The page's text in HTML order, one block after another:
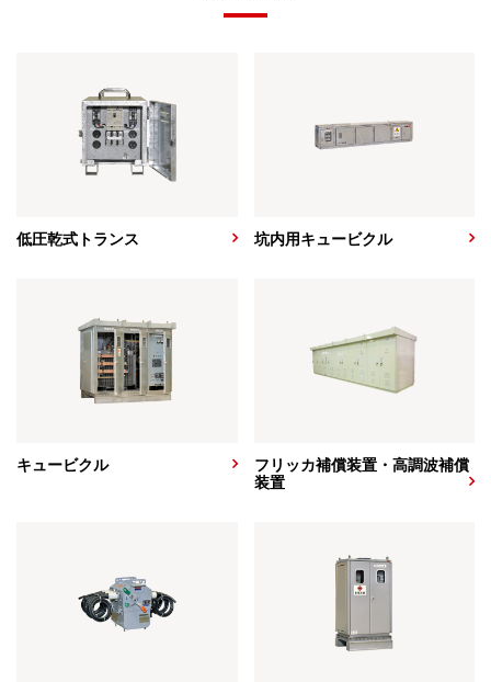
低圧乾式トランス 坑内用キュービクル
キュービクル
フリッカ補償装置・高調波補償
装置